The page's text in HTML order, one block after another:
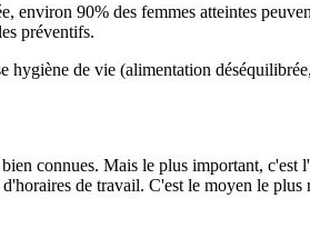
90% des femmes atteintes
préventifs.
de vie (alimentation
connues. Mais le plus important,
de travail. C'est le moyen le plus